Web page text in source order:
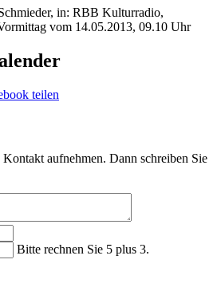
in: RBB Kulturradio,
vom 14.05.2013, 09.10 Uhr
teilen
aufnehmen. Dann schreiben Sie
Bitte rechnen Sie 5 plus 3.